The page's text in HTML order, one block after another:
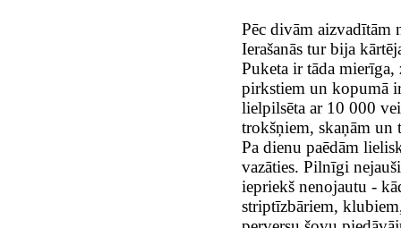
Pēc divām aizvadītām
Ierašanās tur bija
Puketa ir tāda
pirkstiem un kopumā
lielpilsēta ar 10 000
trokšņiem, skaņām un
Pa dienu paēdām
vazāties. Pilnīgi
iepriekš nenojautu -
striptīzbāriem,